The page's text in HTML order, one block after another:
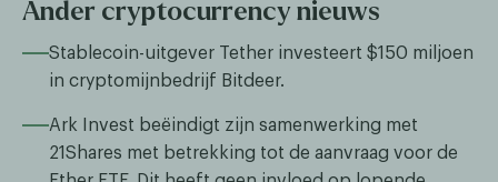
Ander cryptocurrency nieuws
Stablecoin-uitgever Tether investeert $150 miljoen
in cryptomijnbedrijf Bitdeer.
Ark Invest beëindigt zijn samenwerking met
21Shares met betrekking tot de aanvraag voor de